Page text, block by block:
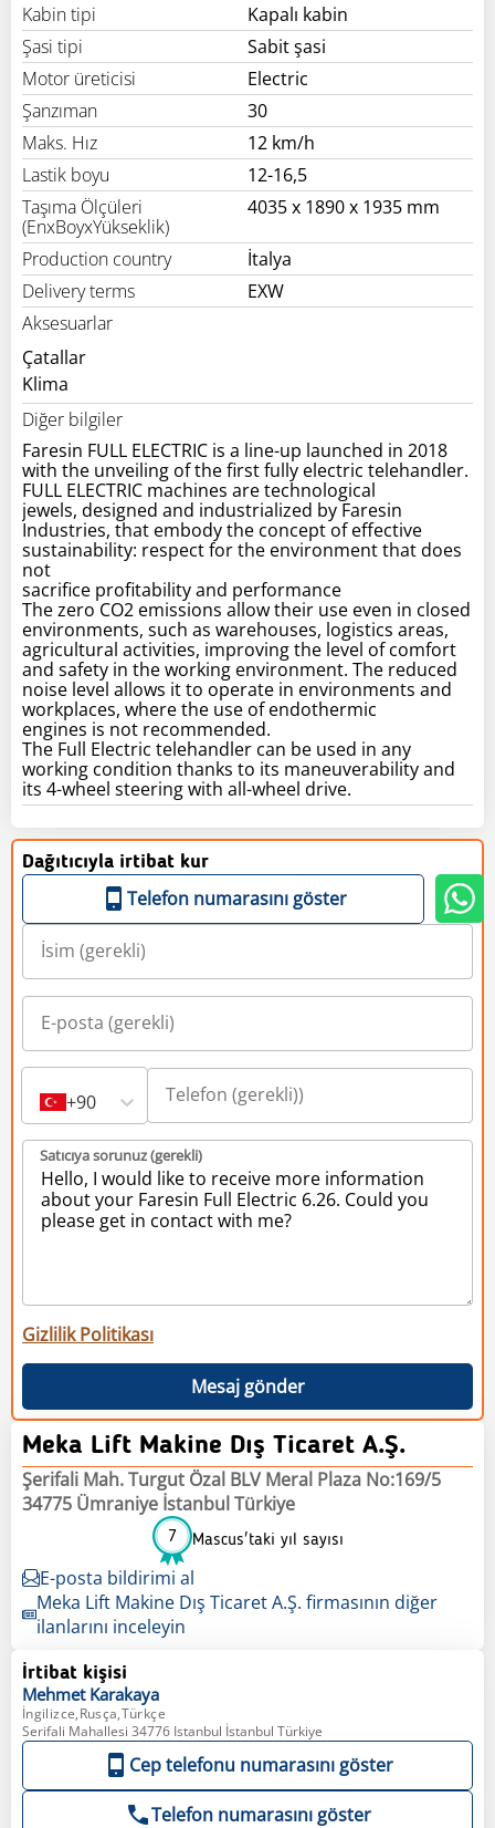
Kabin tipi
Kapalı kabin
Şasi tipi
Sabit şasi
Motor üreticisi
Electric
Şanzıman
30
Maks. Hız
12 km/h
Lastik boyu
12-16,5
Taşıma Ölçüleri
(EnxBoyxYükseklik)
4035 x 1890 x 1935 mm
Production country
İtalya
Delivery terms
EXW
Aksesuarlar
Çatallar
Klima
Diğer bilgiler
Faresin FULL ELECTRIC is a line-up launched in 2018
with the unveiling of the first fully electric telehandler.
FULL ELECTRIC machines are technological
jewels, designed and industrialized by Faresin
Industries, that embody the concept of effective
sustainability: respect for the environment that does
not
sacrifice profitability and performance
The zero CO2 emissions allow their use even in closed
environments, such as warehouses, logistics areas,
agricultural activities, improving the level of comfort
and safety in the working environment. The reduced
noise level allows it to operate in environments and
workplaces, where the use of endothermic
engines is not recommended.
The Full Electric telehandler can be used in any
working condition thanks to its maneuverability and
its 4-wheel steering with all-wheel drive.
Dağıtıcıyla irtibat kur
Telefon numarasını göster
+90
Satıcıya sorunuz (gerekli)
Gizlilik Politikası
Mesaj gönder
Meka Lift Makine Dış Ticaret A.Ş.
Şerifali Mah. Turgut Özal BLV Meral Plaza No:169/5
34775 Ümraniye İstanbul Türkiye
7 Mascus'taki yıl sayısı
E-posta bildirimi al
Meka Lift Makine Dış Ticaret A.Ş. firmasının diğer
ilanlarını inceleyin
İrtibat kişisi
Mehmet Karakaya
İngilizce,Rusça,Türkçe
Serifali Mahallesi 34776 Istanbul İstanbul Türkiye
Cep telefonu numarasını göster
Telefon numarasını göster